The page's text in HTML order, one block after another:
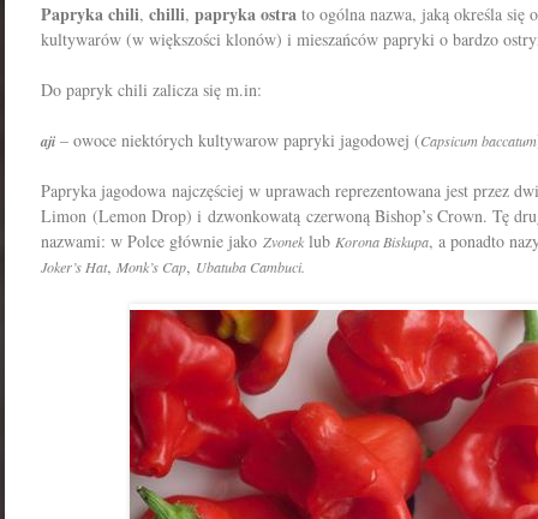
Papryka chili, chilli, papryka ostra to ogólna nazwa, jaką określa się
kultywarów (w większości klonów) i mieszańców papryki o bardzo
Do papryk chili zalicza się m.in:
aji – owoce niektórych kultywarow papryki jagodowej (Capsicum baccatum
Papryka jagodowa najczęściej w uprawach reprezentowana jest przez
Limon (Lemon Drop) i dzwonkowatą czerwoną Bishop’s Crown. Tę
nazwami: w Polce głównie jako Zvonek lub Korona Biskupa, a ponadto
Joker’s Hat, Monk’s Cap, Ubatuba Cambuci.